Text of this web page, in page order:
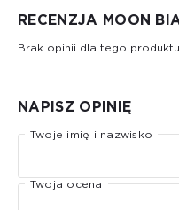
RECENZJA MOON
Brak opinii dla tego
NAPISZ OPINIĘ
Twoje imię i nazwisko
Twoja ocena